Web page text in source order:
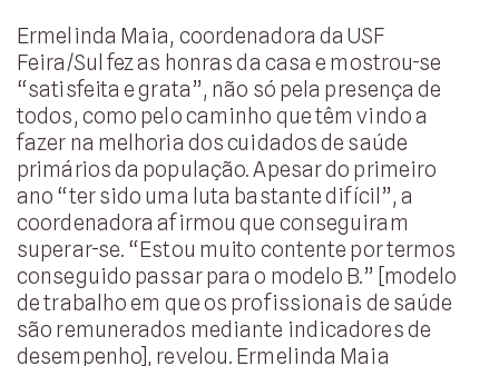
Ermelinda Maia, coordenadora da USF
Feira/Sul fez as honras da casa e mostrou-se
“satisfeita e grata”, não só pela presença de
todos, como pelo caminho que têm vindo a
fazer na melhoria dos cuidados de saúde
primários da população. Apesar do primeiro
ano “ter sido uma luta bastante difícil”, a
coordenadora afirmou que conseguiram
superar-se. “Estou muito contente por termos
conseguido passar para o modelo B.” [modelo
de trabalho em que os profissionais de saúde
são remunerados mediante indicadores de
desempenho], revelou. Ermelinda Maia